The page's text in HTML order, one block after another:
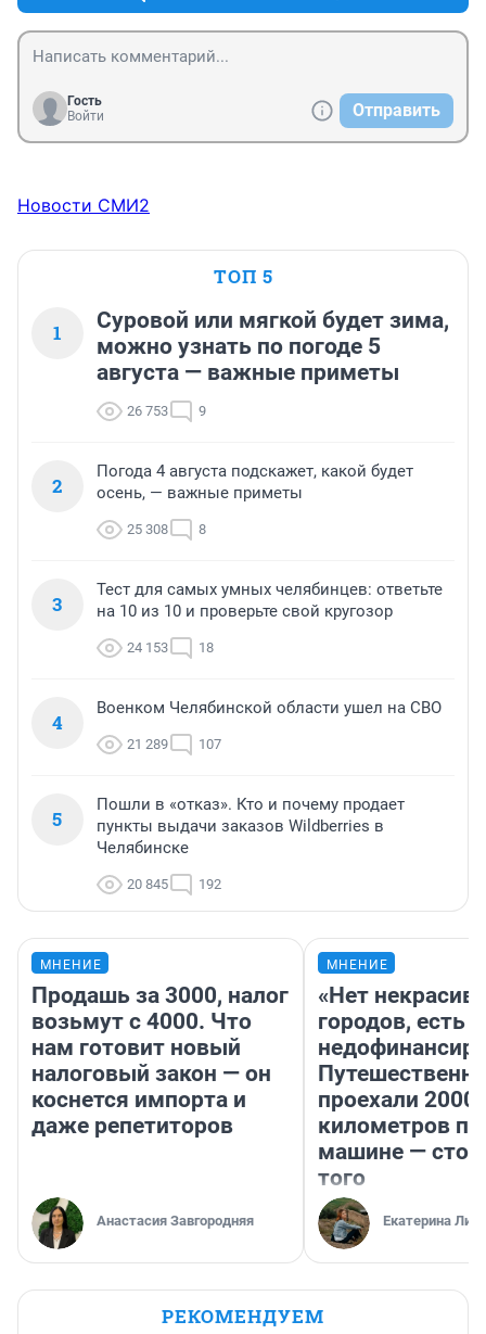
Гость
Войти
Отправить
Новости СМИ2
ТОП 5
1
Суровой или мягкой будет зима,
можно узнать по погоде 5
августа — важные приметы
26 753 9
2
Погода 4 августа подскажет, какой будет
осень, — важные приметы
25 308 8
3
Тест для самых умных челябинцев: ответьте
на 10 из 10 и проверьте свой кругозор
24 153 18
4
Военком Челябинской области ушел на СВО
21 289 107
5
Пошли в «отказ». Кто и почему продает
пункты выдачи заказов Wildberries в
Челябинске
20 845 192
МНЕНИЕ
Продашь за 3000, налог
возьмут с 4000. Что
нам готовит новый
налоговый закон — он
коснется импорта и
даже репетиторов
Анастасия Завгородняя
МНЕНИЕ
«Нет
городов, есть
проехали 2000
километров по
машине —
того
Екатерина
РЕКОМЕНДУЕМ